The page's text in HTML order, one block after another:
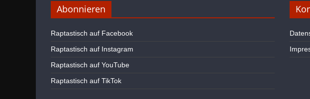
Abonnieren
Raptastisch auf Facebook
Raptastisch auf Instagram
Raptastisch auf YouTube
Raptastisch auf TikTok